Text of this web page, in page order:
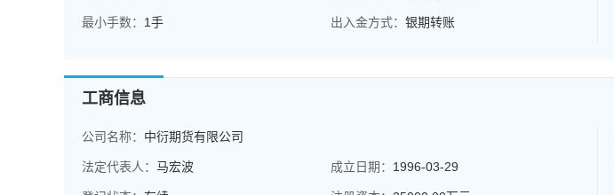
最小手数： 1手 出入金方式： 银期转账
工商信息
公司名称： 中衍期货有限公司
法定代表人： 马宏波 成立日期： 1996-03-29